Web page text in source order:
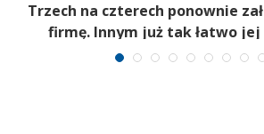
Trzech na czterech ponownie
firmę. Innym już tak łatwo